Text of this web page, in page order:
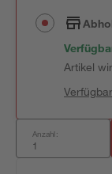
Artikel
Anzahl: